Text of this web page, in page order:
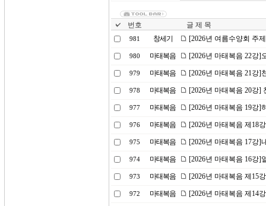
번호 글 제 목
981 창세기 [2026년 여름수양회 주
980 마태복음 [2026년 마태복음 22강]
979 마태복음 [2026년 마태복음 21강]
978 마태복음 [2026년 마태복음 20강]
977 마태복음 [2026년 마태복음 19강]
976 마태복음 [2026년 마태복음 제18
975 마태복음 [2026년 마태복음 17강]
974 마태복음 [2026년 마태복음 16강]
973 마태복음 [2026년 마태복음 제15
972 마태복음 [2026년 마태복음 제14